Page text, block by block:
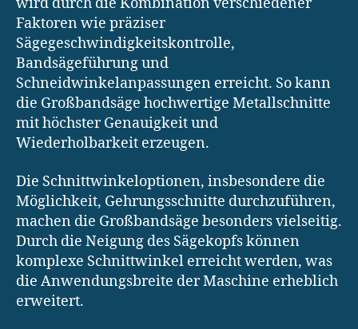
wird durch die Kombination verschiedener
Faktoren wie präziser
Sägegeschwindigkeitskontrolle,
Bandsägeführung und
Schneidwinkelanpassungen erreicht. So kann
die Großbandsäge hochwertige Metallschnitte
mit höchster Genauigkeit und
Wiederholbarkeit erzeugen.
Die Schnittwinkeloptionen, insbesondere die
Möglichkeit, Gehrungsschnitte durchzuführen,
machen die Großbandsäge besonders vielseitig.
Durch die Neigung des Sägekopfs können
komplexe Schnittwinkel erreicht werden, was
die Anwendungsbreite der Maschine erheblich
erweitert.